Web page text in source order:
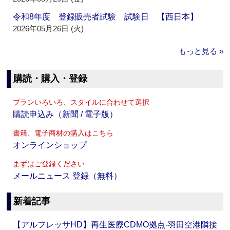
令和8年度 登録販売者試験 試験日 【西日本】
2026年05月26日 (火)
もっと見る »
購読・購入・登録
プランいろいろ、スタイルに合わせて選択
購読申込み（新聞 / 電子版）
書籍、電子商材の購入はこちら
オンラインショップ
まずはご登録ください
メールニュース 登録（無料）
新着記事
【アルフレッサHD】再生医療CDMO拠点‐羽田空港隣接